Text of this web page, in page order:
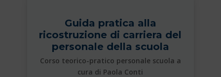
Guida pratica alla
ricostruzione di carriera del
personale della scuola
Corso teorico-pratico personale scuola a
cura di Paola Conti